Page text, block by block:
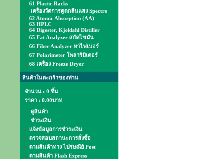
61 Plastic Racks
เครื่องวัดการดูดกลืนแสง Spectro
62 Atomic Absorption (AA)
63 HPLC
64 Digester, Kjeldahl Distiller
65 Fat Analyzer สกัดไขมัน
66 Fiber Analyzer หาไฟเบอร์
67 Polarimeter โพลาริมิเตอร์
68 เครื่อง Freeze Dryer
สินค้าในตะกร้าของท่าน
จำนวน : 0 ชิ้น
ราคา : 0.00บาท
ดูสินค้า
ชำระเงิน
แจ้งข้อมูลการชำระเงิน
ตรวจสอบสถานะการสั่งซื้อ
ตามสินค้าทาง ไปรษณีย์ Post
ตามสินค้า Flash Express